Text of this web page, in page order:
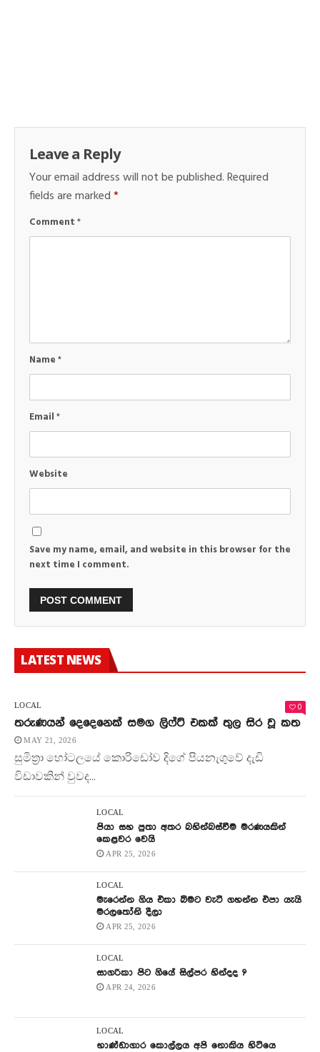
Leave a Reply
Your email address will not be published.Required
fields are marked*
Comment*
Name*
Email*
Website
Save my name, email, and website in this browser for the
next time I comment.
LATEST NEWS
LOCAL 0
තරුණයන් දෙදෙනෙක් සමග ලිෆ්ට් එකක් තුල සිර වූ කත
MAY 21, 2026
සුමිත්‍රා හෝටලයේ කොරිඩෝව දිගේ පියනැගුවේ දැඩි
විඩාවකින් වුවද...
LOCAL
පියා සහ පුතා අතර බහින්බස්වීම මරණයකින්
කෙළවර වෙයි
APR 25, 2026
LOCAL
මැරෙන්න ගිය එකා බිමට වැටී ගහන්න එපා යැයි
මරලතෝනි දීලා
APR 25, 2026
LOCAL
සාගරිකා පිට ගියේ සිල්පර හින්දද ?
APR 24, 2026
LOCAL
භාණ්ඩාගාර කොල්ලය අපි නොකිය හිටියෙ